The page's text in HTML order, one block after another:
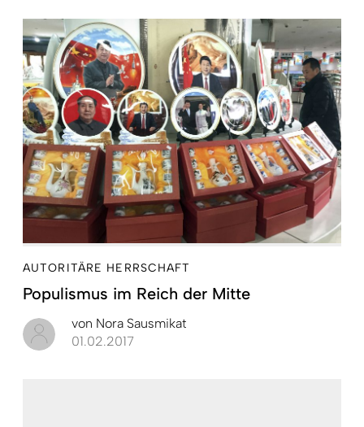
AUTORITÄRE HERRSCHAFT
Populismus im Reich der Mitte
von Nora Sausmikat
01.02.2017